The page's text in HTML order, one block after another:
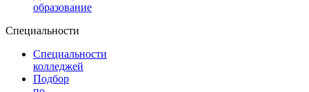
образование
Специальности
Специальности
колледжей
Подбор